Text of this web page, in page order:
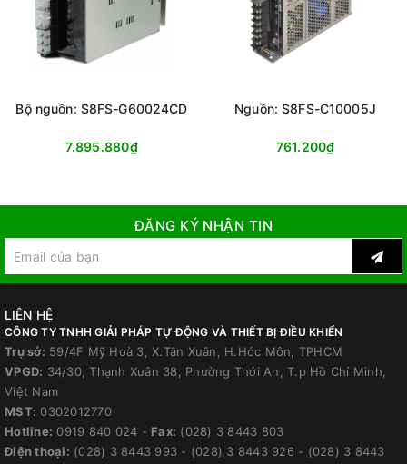
Bộ nguồn: S8FS-G60024CD
7.895.880₫
Nguồn: S8FS-C10005J
761.200₫
ĐĂNG KÝ NHẬN TIN
LIÊN HỆ
CÔNG TY TNHH GIẢI PHÁP TỰ ĐỘNG VÀ THIẾT BỊ ĐIỀU KHIỂN
Trụ sở: 59/4F Mỹ Hoà 3, X.Tân Xuân, H.Hóc Môn, TPHCM
VPGD: 34/30, Thạnh Xuân 38, Phường Thới An, T.p Hồ Chí Minh,
Việt Nam
MST: 0302012770
Hotline: 0919 840 024 - Fax: (028) 3 8443 803
Điện thoại: (028) 3 8443 993 - (028) 3 8443 926 - (028) 3 8443